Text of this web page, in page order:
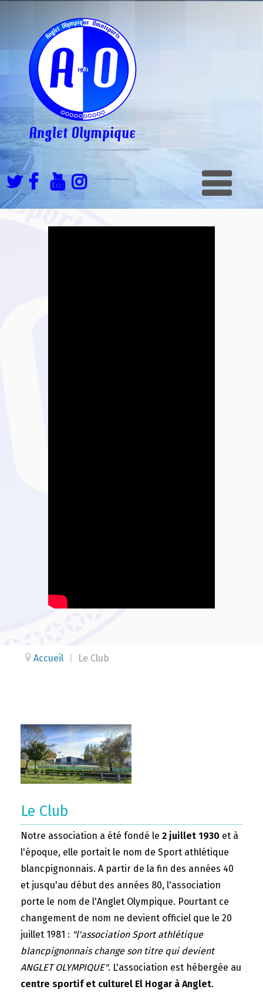
Accueil Le Club
Le Club
Notre association a été fondé le 2 juillet 1930 et à
l'époque, elle portait le nom de Sport athlétique
blancpignonnais. A partir de la fin des années 40
et jusqu'au début des années 80, l'association
porte le nom de l'Anglet Olympique. Pourtant ce
changement de nom ne devient officiel que le 20
juillet 1981 : "l'association Sport athlétique
blancpignonnais change son titre qui devient
ANGLET OLYMPIQUE". L'association est hébergée au
centre sportif et culturel El Hogar à Anglet.